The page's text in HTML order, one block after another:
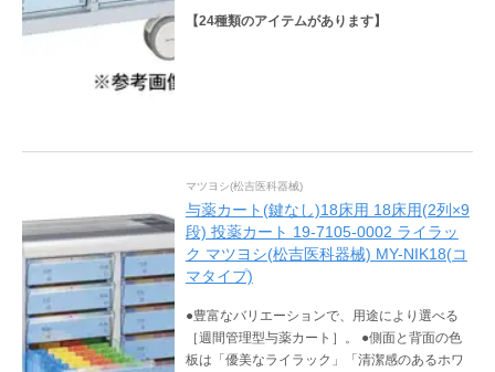
【24種類のアイテムがあります】
マツヨシ(松吉医科器械)
与薬カート(鍵なし)18床用 18床用(2列×9
段) 投薬カート 19-7105-0002 ライラッ
ク マツヨシ(松吉医科器械) MY-NIK18(コ
マタイプ)
●豊富なバリエーションで、用途により選べる
［週間管理型与薬カート］。 ●側面と背面の色
板は「優美なライラック」「清潔感のあるホワ